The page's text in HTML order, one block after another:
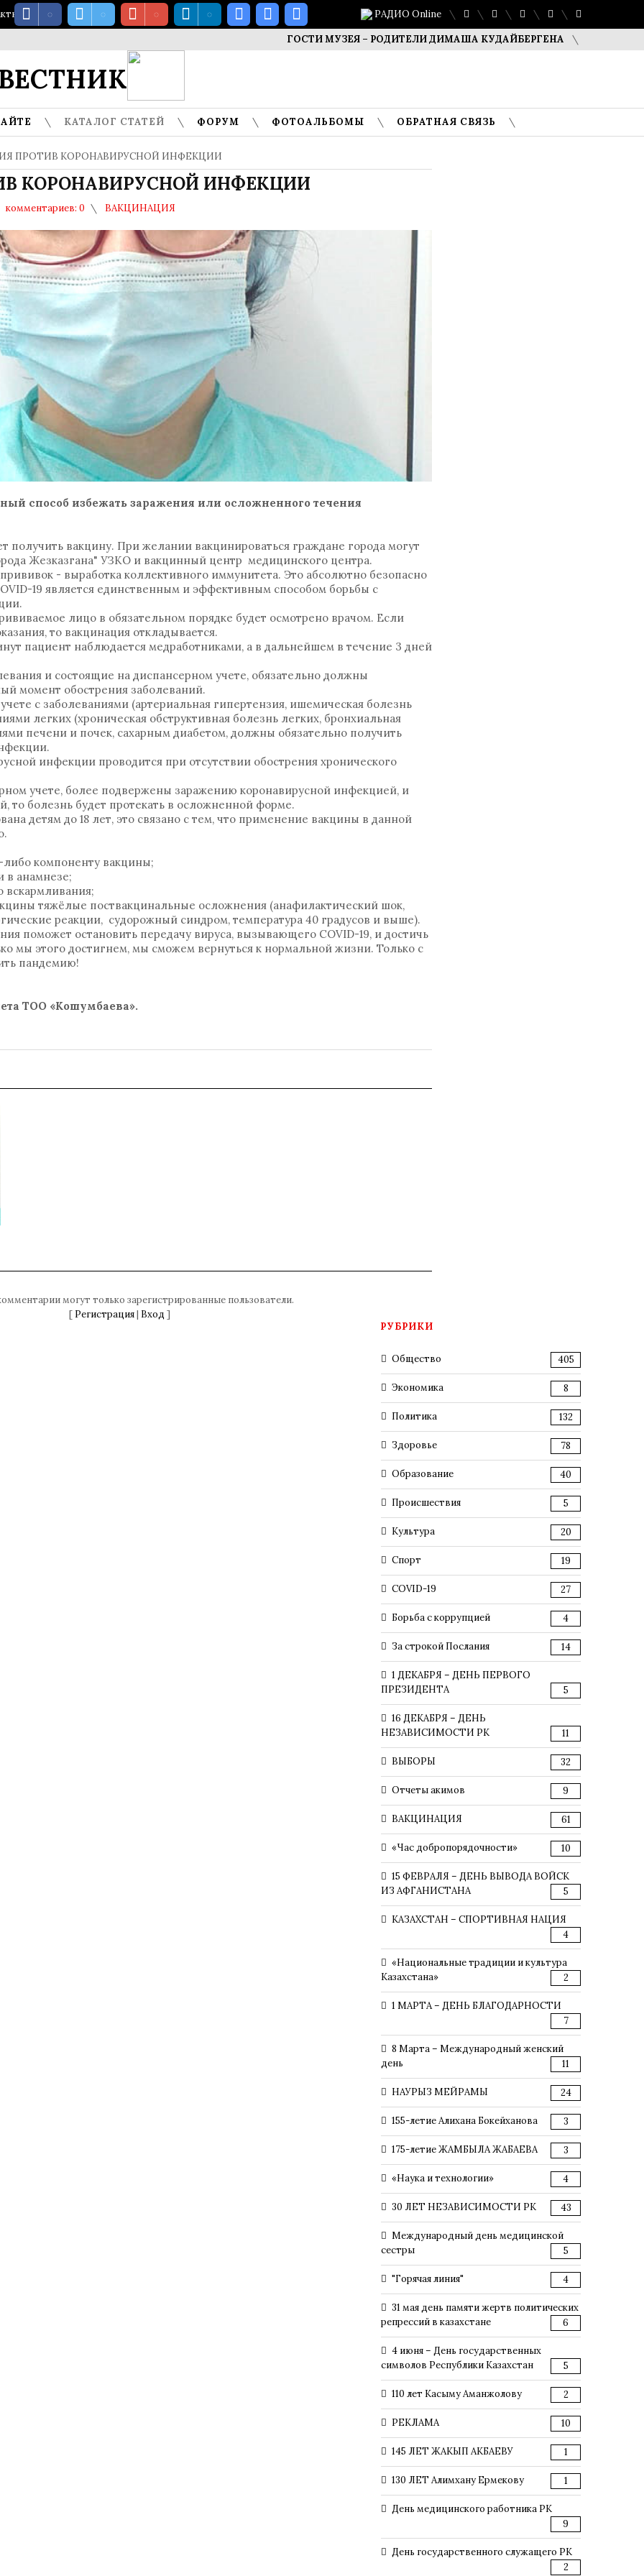
РАДИО Online
ГОСТИ МУЗЕЯ – РОДИТЕЛИ ДИМАША КУДАЙБЕРГЕНА САФУАН
КАТАЛОГ СТАТЕЙ ФОРУМ ФОТОАЛЬБОМЫ ОБРАТНАЯ СВЯЗЬ
ПРОТИВ КОРОНАВИРУСНОЙ ИНФЕКЦИИ
КОРОНАВИРУСНОЙ ИНФЕКЦИИ
комментариев: 0 ВАКЦИНАЦИЯ
способ избежать заражения или осложненного течения
получить вакцину. При желании вакцинироваться граждане города могут
Жезказгана" УЗКО и вакцинный центр медицинского центра.
- выработка коллективного иммунитета. Это абсолютно безопасно
19 является единственным и эффективным способом борьбы с
лицо в обязательном порядке будет осмотрено врачом. Если
то вакцинация откладывается.
пациент наблюдается медработниками, а в дальнейшем в течение 3 дней
и состоящие на диспансерном учете, обязательно должны
момент обострения заболеваний.
с заболеваниями (артериальная гипертензия, ишемическая болезнь
легких (хроническая обструктивная болезнь легких, бронхиальная
печени и почек, сахарным диабетом, должны обязательно получить
инфекции проводится при отсутствии обострения хронического
учете, более подвержены заражению коронавирусной инфекцией, и
то болезнь будет протекать в осложненной форме.
детям до 18 лет, это связано с тем, что применение вакцины в данной
либо компоненту вакцины;
в анамнезе;
вскармливания;
тяжёлые поствакцинальные осложнения (анафилактический шок,
реакции, судорожный синдром, температура 40 градусов и выше).
поможет остановить передачу вируса, вызывающего СОVID-19, и достичь
мы этого достигнем, мы сможем вернуться к нормальной жизни. Только с
пандемию!
ТОО «Кошумбаева».
могут только зарегистрированные пользователи.
[ Регистрация| Вход ]
РУБРИКИ
Общество 405
Экономика 8
Политика 132
Здоровье 78
Образование 40
Происшествия 5
Культура 20
Спорт 19
COVID-19 27
Борьба с коррупцией 4
За строкой Послания 14
1 ДЕКАБРЯ – ДЕНЬ ПЕРВОГО
ПРЕЗИДЕНТА
5
16 ДЕКАБРЯ – ДЕНЬ
НЕЗАВИСИМОСТИ РК
11
ВЫБОРЫ 32
Отчеты акимов 9
ВАКЦИНАЦИЯ 61
«Час добропорядочности» 10
15 ФЕВРАЛЯ – ДЕНЬ ВЫВОДА ВОЙСК
ИЗ АФГАНИСТАНА
5
КАЗАХСТАН – СПОРТИВНАЯ НАЦИЯ
4
«Национальные традиции и культура
Казахстана»
2
1 МАРТА – ДЕНЬ БЛАГОДАРНОСТИ
7
8 Марта – Международный женский
день
11
НАУРЫЗ МЕЙРАМЫ 24
155-летие Алихана Бокейханова 3
175-летие ЖАМБЫЛА ЖАБАЕВА 3
«Наука и технологии» 4
30 ЛЕТ НЕЗАВИСИМОСТИ РК 43
Международный день медицинской
сестры
5
"Горячая линия" 4
31 мая день памяти жертв политических
репрессий в казахстане
6
4 июня – День государственных
символов Республики Казахстан
5
110 лет Касыму Аманжолову 2
РЕКЛАМА 10
145 ЛЕТ ЖАКЫП АКБАЕВУ 1
130 ЛЕТ Алимхану Ермекову 1
День медицинского работника РК
9
День государственного служащего РК
2